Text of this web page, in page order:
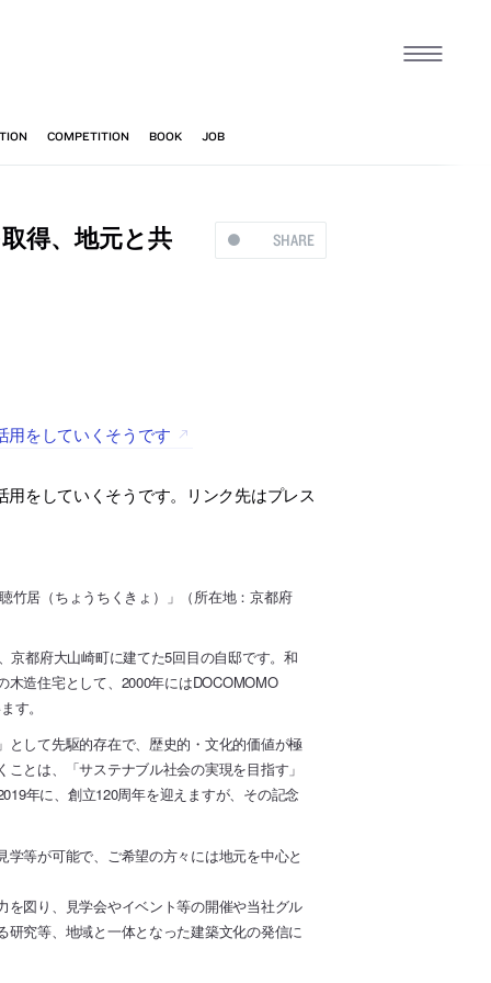
SHARE
得、地元と共
用をしていくそうです
をしていくそうです。リンク先はプレス
竹居（ちょうちくきょ）」（所在地：京都府
京都府大山崎町に建てた5回目の自邸です。和
造住宅として、2000年にはDOCOMOMO
す。
として先駆的存在で、歴史的・文化的価値が極
とは、「サステナブル社会の実現を目指す」
年に、創立120周年を迎えますが、その記念
等が可能で、ご希望の方々には地元を中心と
図り、見学会やイベント等の開催や当社グル
究等、地域と一体となった建築文化の発信に